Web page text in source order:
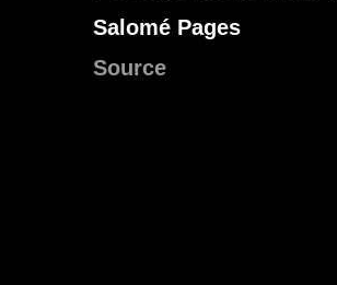
Salomé Pages
Source